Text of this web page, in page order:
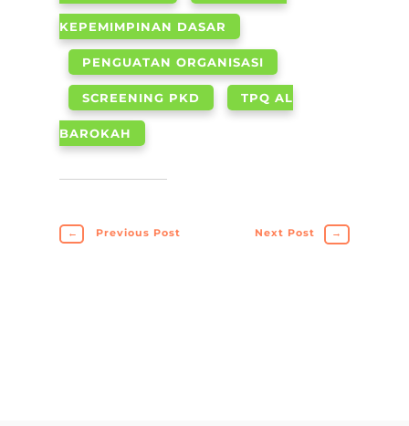
KEPEMIMPINAN DASAR
PENGUATAN ORGANISASI
SCREENING PKD TPQ AL
BAROKAH
← Previous Post Next Post →